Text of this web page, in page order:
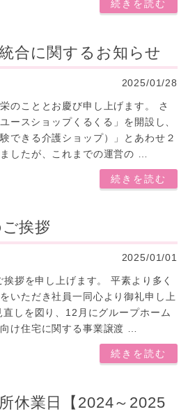
続きを読む
合に関するお知らせ
2025/01/28
のこととお慶び申し上げます。 さ
ースショップくるくる」を開設し、
できる介護ショップ）」とあわせ２
したが、これまでの運営の …
続きを読む
挨拶
2025/01/01
拶を申し上げます。 平素より多く
いただき社員一同心より御礼申し上
しを図り、12月にグループホーム
け住宅に関する事業譲渡 …
続きを読む
休業日【2024～2025